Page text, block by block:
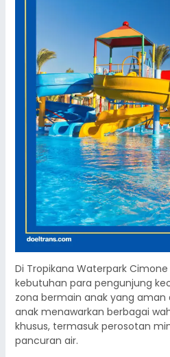
Di Tropikana Waterpark
kebutuhan para pengunjung
zona bermain anak yang
anak menawarkan berbagai
khusus, termasuk perosotan
pancuran air.